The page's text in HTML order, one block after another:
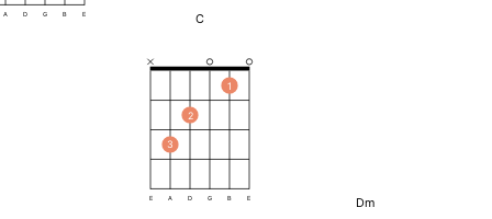
A D G B E C
3
2
1
E A D G B E Dm